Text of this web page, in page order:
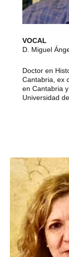
VOCAL
D. Miguel
Doctor en
Cantabria, ex
en Cantabria
Universidad